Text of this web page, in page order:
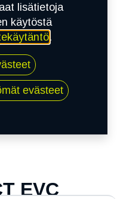
EVC
lisätietoja
käytöstä
.
evästeet